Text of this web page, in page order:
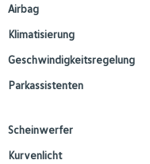
Airbag
Klimatisierung
Geschwindigkeitsregelung
Parkassistenten
Scheinwerfer
Kurvenlicht